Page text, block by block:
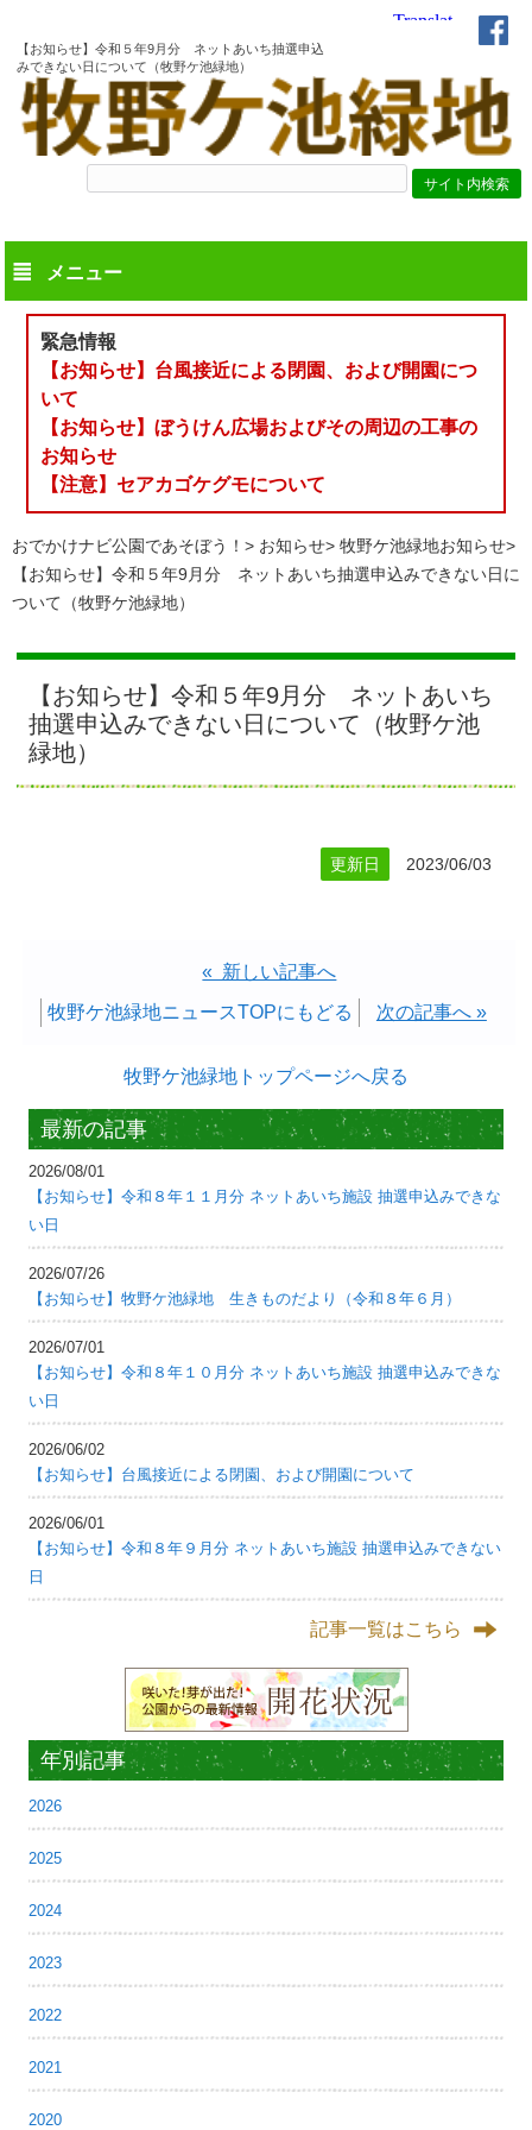
【お知らせ】令和５年9月分 ネットあいち抽選申込
みできない日について（牧野ケ池緑地）
メニュー
緊急情報
【お知らせ】台風接近による閉園、および開園につ
いて
【お知らせ】ぼうけん広場およびその周辺の工事の
お知らせ
【注意】セアカゴケグモについて
おでかけナビ公園であそぼう！ お知らせ
牧野ケ池緑地お知らせ
【お知らせ】令和５年9月分 ネットあいち抽選申込みできない日に
ついて（牧野ケ池緑地）
【お知らせ】令和５年9月分 ネットあいち
抽選申込みできない日について（牧野ケ池
緑地）
更新日 2023/06/03
« 新しい記事へ
牧野ケ池緑地ニュースTOPにもどる
次の記事へ »
牧野ケ池緑地トップページへ戻る
最新の記事
2026/08/01
【お知らせ】令和８年１１月分 ネットあいち施設 抽選申込みできな
い日
2026/07/26
【お知らせ】牧野ケ池緑地 生きものだより（令和８年６月）
2026/07/01
【お知らせ】令和８年１０月分 ネットあいち施設 抽選申込みできな
い日
2026/06/02
【お知らせ】台風接近による閉園、および開園について
2026/06/01
【お知らせ】令和８年９月分 ネットあいち施設 抽選申込みできない
日
記事一覧はこちら
年別記事
2026
2025
2024
2023
2022
2021
2020